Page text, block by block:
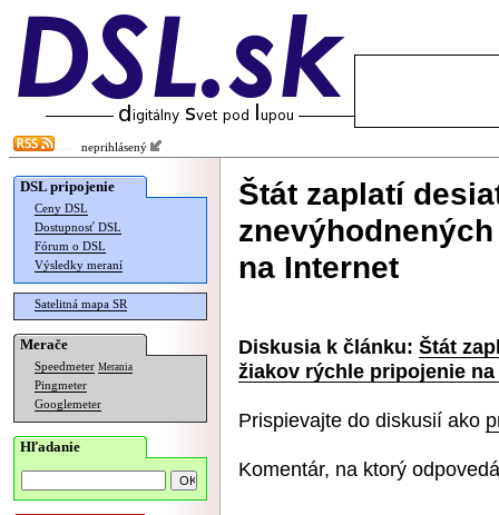
neprihlásený
DSL pripojenie
Ceny DSL
Dostupnosť DSL
Fórum o DSL
Výsledky meraní
Satelitná mapa SR
Merače
Speedmeter Merania
Pingmeter
Googlemeter
Hľadanie
Štát zaplatí
na Internet
Diskusia k článku: Štát
žiakov rýchle pripojenie
Prispievajte do diskusií ako
Komentár, na ktorý